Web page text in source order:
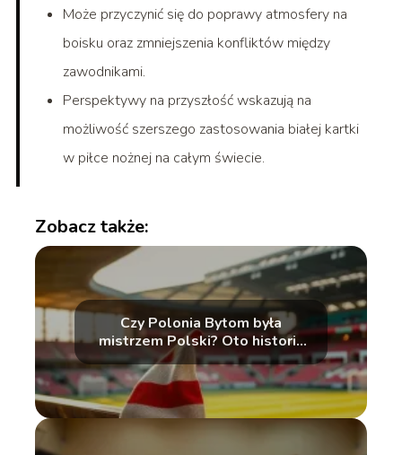
Może przyczynić się do poprawy atmosfery na
boisku oraz zmniejszenia konfliktów między
zawodnikami.
Perspektywy na przyszłość wskazują na
możliwość szerszego zastosowania białej kartki
w piłce nożnej na całym świecie.
Zobacz także:
Czy Polonia Bytom była
mistrzem Polski? Oto historia
klubu